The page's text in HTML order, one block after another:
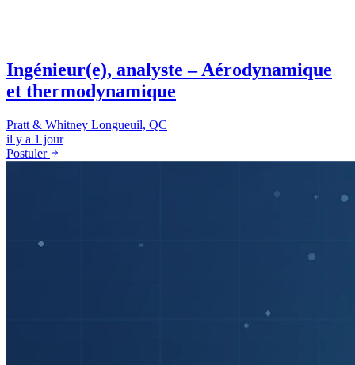
Ingénieur(e), analyste – Aérodynamique
et thermodynamique
Pratt & Whitney Longueuil, QC
il y a 1 jour
Postuler